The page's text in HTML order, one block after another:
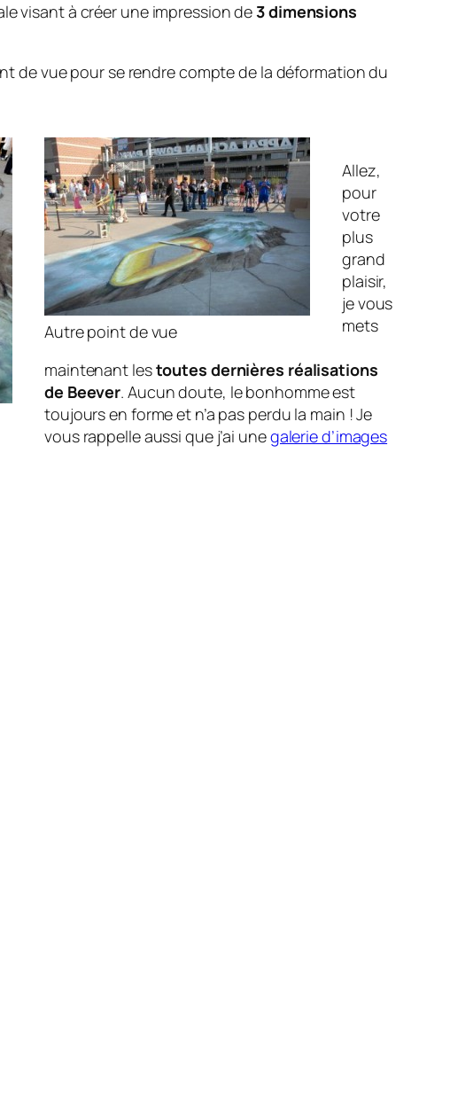
visant à créer une impression de3 dimensions
de vue pour se rendre compte de la déformation du
Autre point de vue
Allez,
pour
votre
plus
grand
plaisir,
je vous
mets
maintenant lestoutes dernières réalisations
de Beever. Aucun doute, le bonhomme est
toujours en forme et n’a pas perdu la main ! Je
vous rappelle aussi que j’ai unegalerie d’images